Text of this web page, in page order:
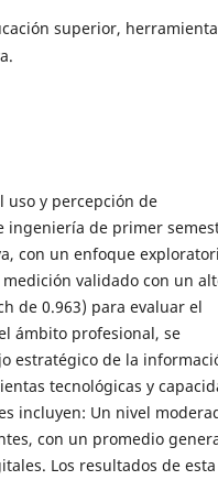
superior,
uso y percepción de
ingeniería de primer
con un enfoque
validado con un
de 0.963) para evaluar el
ámbito profesional, se
estratégico de la
tecnológicas y
incluyen: Un nivel
con un promedio
Los resultados de esta